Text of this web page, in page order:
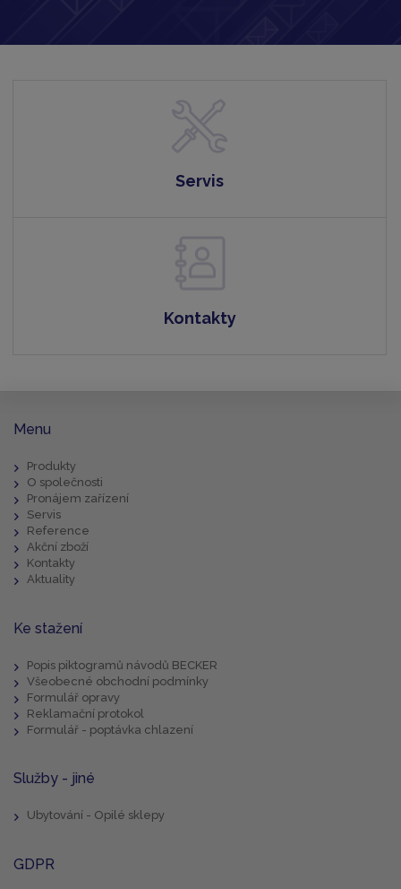
Servis
Kontakty
Menu
Produkty
O společnosti
Pronájem zařízení
Servis
Reference
Akční zboží
Kontakty
Aktuality
Ke stažení
Popis piktogramů návodů BECKER
Všeobecné obchodní podmínky
Formulář opravy
Reklamační protokol
Formulář - poptávka chlazení
Služby - jiné
Ubytování - Opilé sklepy
GDPR